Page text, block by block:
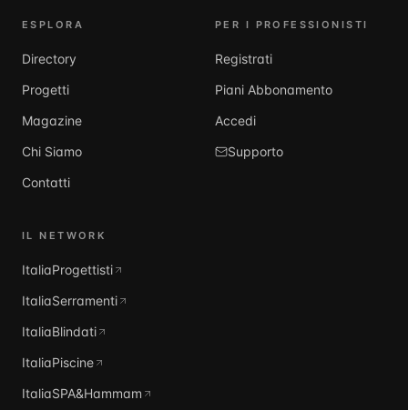
ESPLORA
Directory
Progetti
Magazine
Chi Siamo
Contatti
PER I PROFESSIONISTI
Registrati
Piani Abbonamento
Accedi
Supporto
IL NETWORK
ItaliaProgettisti
ItaliaSerramenti
ItaliaBlindati
ItaliaPiscine
ItaliaSPA&Hammam